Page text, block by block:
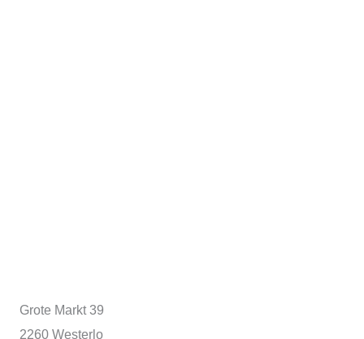
Grote Markt 39
2260 Westerlo